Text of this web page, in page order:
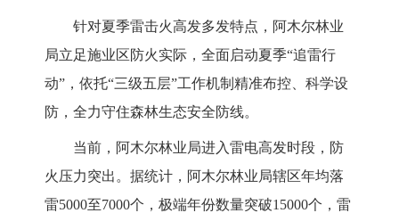
针对夏季雷击火高发多发特点，阿木尔林业
局立足施业区防火实际，全面启动夏季“追雷行
动”，依托“三级五层”工作机制精准布控、科学设
防，全力守住森林生态安全防线。
当前，阿木尔林业局进入雷电高发时段，防
火压力突出。据统计，阿木尔林业局辖区年均落
雷5000至7000个，极端年份数量突破15000个，雷